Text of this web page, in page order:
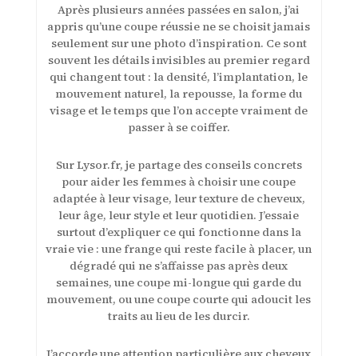
Après plusieurs années passées en salon, j’ai
appris qu’une coupe réussie ne se choisit jamais
seulement sur une photo d’inspiration. Ce sont
souvent les détails invisibles au premier regard
qui changent tout : la densité, l’implantation, le
mouvement naturel, la repousse, la forme du
visage et le temps que l’on accepte vraiment de
passer à se coiffer.
Sur Lysor.fr, je partage des conseils concrets
pour aider les femmes à choisir une coupe
adaptée à leur visage, leur texture de cheveux,
leur âge, leur style et leur quotidien. J’essaie
surtout d’expliquer ce qui fonctionne dans la
vraie vie : une frange qui reste facile à placer, un
dégradé qui ne s’affaisse pas après deux
semaines, une coupe mi-longue qui garde du
mouvement, ou une coupe courte qui adoucit les
traits au lieu de les durcir.